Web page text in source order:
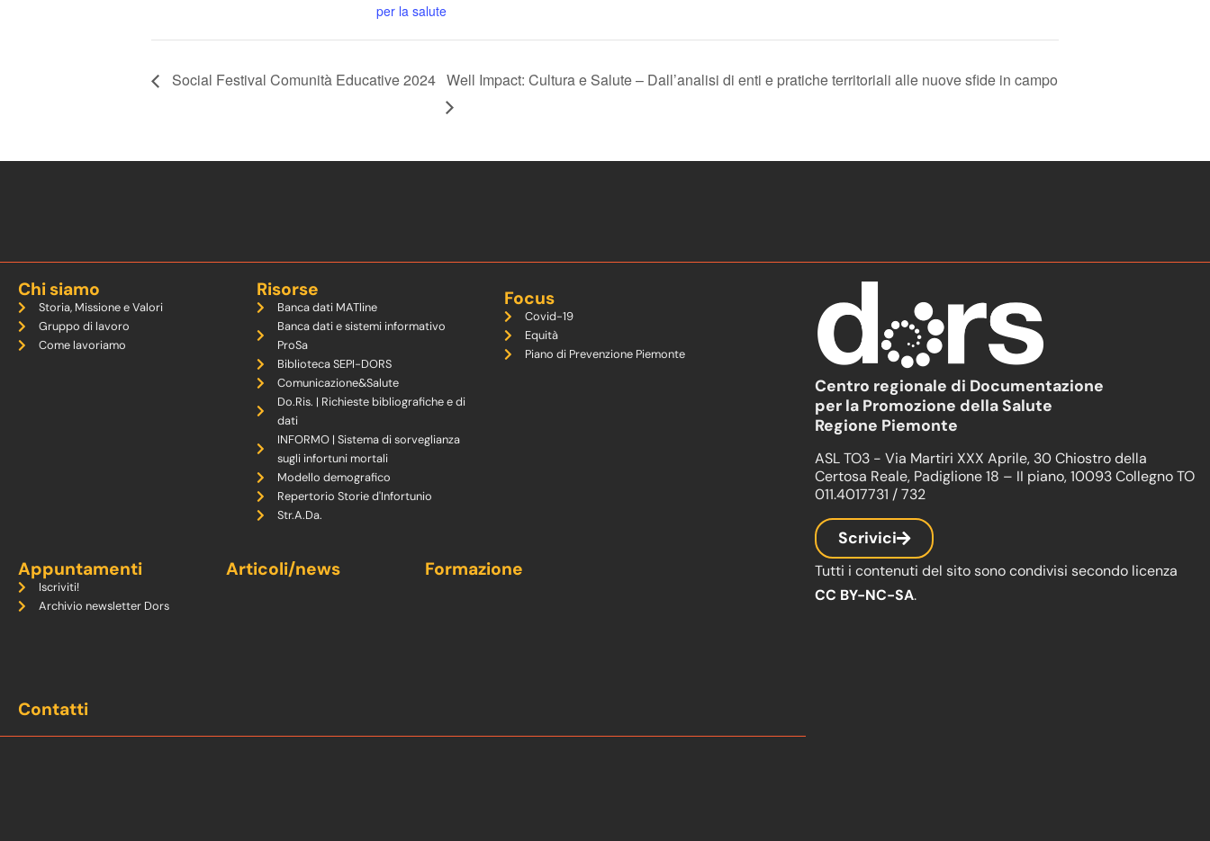
per la salute
Social Festival Comunità Educative 2024 Well Impact: Cultura e Salute – Dall’analisi di enti e pratiche territoriali alle nuove sfide in campo
Chi siamo
Storia, Missione e Valori
Gruppo di lavoro
Come lavoriamo
Risorse
Banca dati MATline
Banca dati e sistemi informativo
ProSa
Biblioteca SEPI-DORS
Comunicazione&Salute
Do.Ris. | Richieste bibliografiche e di
dati
INFORMO | Sistema di sorveglianza
sugli infortuni mortali
Modello demografico
Repertorio Storie d'Infortunio
Str.A.Da.
Focus
Covid-19
Equità
Piano di Prevenzione Piemonte
Appuntamenti
Iscriviti!
Archivio newsletter Dors
Articoli/news Formazione
Contatti
Centro regionale di Documentazione
per la Promozione della Salute
Regione Piemonte
ASL TO3 - Via Martiri XXX Aprile, 30 Chiostro della
Certosa Reale, Padiglione 18 – II piano, 10093 Collegno TO
011.4017731 / 732
Scrivici
Tutti i contenuti del sito sono condivisi secondo licenza
CC BY-NC-SA.